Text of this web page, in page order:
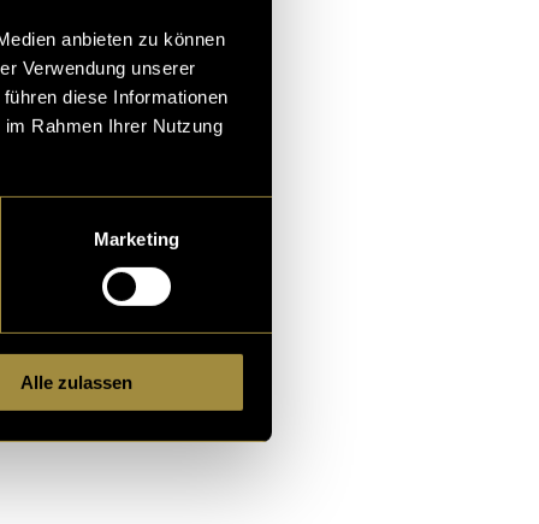
anbieten zu können
Verwendung unserer
diese Informationen
Rahmen Ihrer Nutzung
Marketing
Alle zulassen
So